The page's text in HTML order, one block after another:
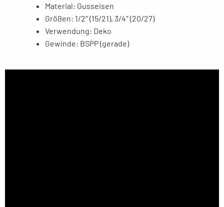
Material: Gusseisen
Größen: 1/2″ (15/21), 3/4″ (20/27)
Verwendung: Deko
Gewinde: BSPP (gerade)